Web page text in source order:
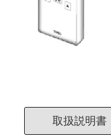
取扱説明書